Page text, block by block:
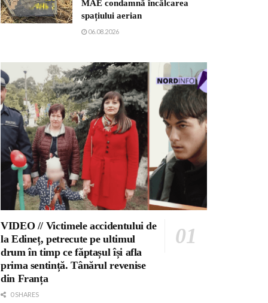
MAE condamnă încălcarea
spațiului aerian
06.08.2026
VIDEO // Victimele accidentului de
la Edineț, petrecute pe ultimul
drum în timp ce făptașul își afla
prima sentință. Tânărul revenise
din Franța
0 SHARES